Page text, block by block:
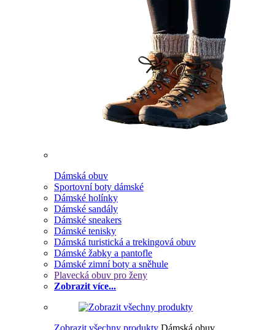
Dámská obuv
Sportovní boty dámské
Dámské holínky
Dámské sandály
Dámské sneakers
Dámské tenisky
Dámská turistická a trekingová obuv
Dámské žabky a pantofle
Dámské zimní boty a sněhule
Plavecká obuv pro ženy
Zobrazit více...
Zobrazit všechny produkty Dámská obuv